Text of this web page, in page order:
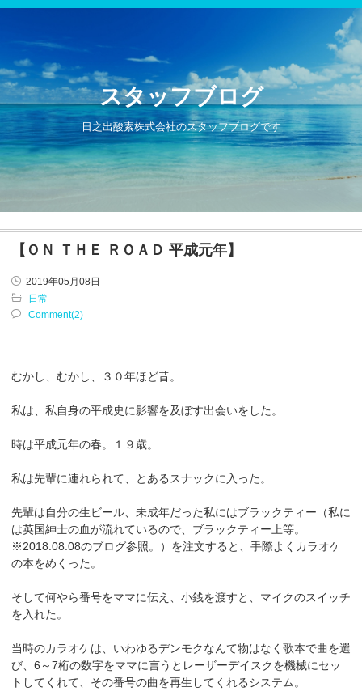
スタッフブログ
日之出酸素株式会社のスタッフブログです
【ＯＮ ＴＨＥ ＲＯＡＤ 平成元年】
2019年05月08日
日常
Comment(2)
むかし、むかし、３０年ほど昔。
私は、私自身の平成史に影響を及ぼす出会いをした。
時は平成元年の春。１９歳。
私は先輩に連れられて、とあるスナックに入った。
先輩は自分の生ビール、未成年だった私にはブラックティー（私に
は英国紳士の血が流れているので、ブラックティー上等。
※2018.08.08のブログ参照。）を注文すると、手際よくカラオケ
の本をめくった。
そして何やら番号をママに伝え、小銭を渡すと、マイクのスイッチ
を入れた。
当時のカラオケは、いわゆるデンモクなんて物はなく歌本で曲を選
び、6～7桁の数字をママに言うとレーザーデイスクを機械にセッ
トしてくれて、その番号の曲を再生してくれるシステム。